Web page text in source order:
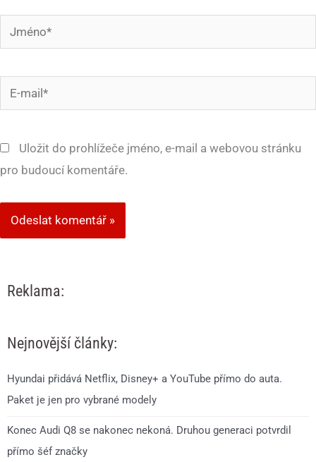
Jméno*
mail*
Uložit do prohlížeče jméno, e-mail a webovou stránku
pro budoucí komentáře.
Reklama:
Nejnovější články:
Hyundai přidává Netflix, Disney+ a YouTube přímo do auta.
Paket je jen pro vybrané modely
Konec Audi Q8 se nakonec nekoná. Druhou generaci potvrdil
přímo šéf značky